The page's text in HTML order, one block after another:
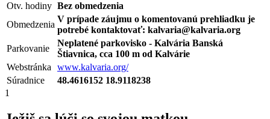
Otv. hodiny Bez obmedzenia
Obmedzenia
V prípade záujmu o komentovanú prehliadku je
potrebé kontaktovať: kalvaria@kalvaria.org
Parkovanie
Neplatené parkovisko - Kalvária Banská
Štiavnica, cca 100 m od Kalvárie
Webstránka www.kalvaria.org/
Súradnice
48.4616152 18.9118238
1